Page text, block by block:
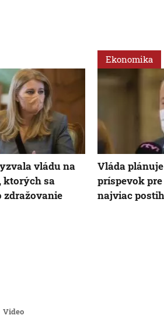
vládu na
ktorých sa
Ekonomika
Vláda
príspevok
najviac
Video